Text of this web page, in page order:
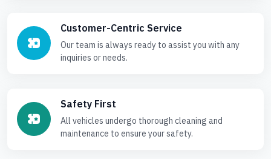
Customer-Centric Service
Our team is always ready to assist you with any
inquiries or needs.
Safety First
All vehicles undergo thorough cleaning and
maintenance to ensure your safety.